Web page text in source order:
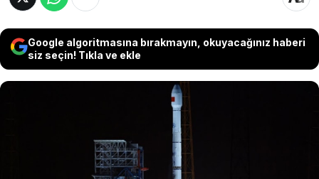
Google algoritmasına bırakmayın, okuyacağınız haberi
siz seçin! Tıkla ve ekle
Çin, iletişim teknolojisi
testlerinde kullanılacak bir